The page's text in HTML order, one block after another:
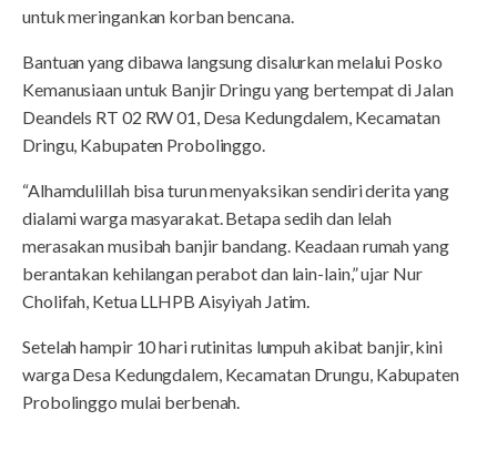
untuk meringankan korban bencana.
Bantuan yang dibawa langsung disalurkan melalui Posko
Kemanusiaan untuk Banjir Dringu yang bertempat di Jalan
Deandels RT 02 RW 01, Desa Kedungdalem, Kecamatan
Dringu, Kabupaten Probolinggo.
“Alhamdulillah bisa turun menyaksikan sendiri derita yang
dialami warga masyarakat. Betapa sedih dan lelah
merasakan musibah banjir bandang. Keadaan rumah yang
berantakan kehilangan perabot dan lain-lain,” ujar Nur
Cholifah, Ketua LLHPB Aisyiyah Jatim.
Setelah hampir 10 hari rutinitas lumpuh akibat banjir, kini
warga Desa Kedungdalem, Kecamatan Drungu, Kabupaten
Probolinggo mulai berbenah.